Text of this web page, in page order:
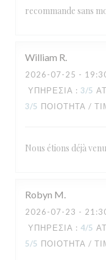
recommande sans
William R
2026-07-25 -
ΥΠΗΡΕΣΊΑ : 3/5
3/5 ΠΟΙΌΤΗΤΑ /
Nous étions déjà
Robyn M
2026-07-23 -
ΥΠΗΡΕΣΊΑ : 4/5
5/5 ΠΟΙΌΤΗΤΑ /